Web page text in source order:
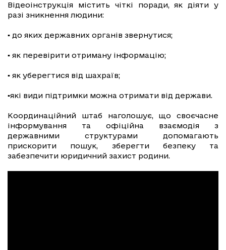
Відеоінструкція містить чіткі поради, як діяти у
разі зникнення людини:
▪️ до яких державних органів звернутися;
▪️ як перевірити отриману інформацію;
▪️ як уберегтися від шахраїв;
▪️які види підтримки можна отримати від держави.
Координаційний штаб наголошує, що своєчасне
інформування та офіційна взаємодія з
державними структурами допомагають
прискорити пошук, зберегти безпеку та
забезпечити юридичний захист родини.